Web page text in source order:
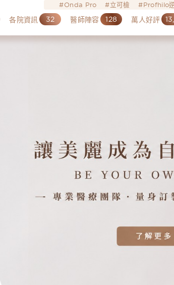
Onda Pro 立可檢 Profhilo
各院資訊 32 醫師陣容 128 萬人好評